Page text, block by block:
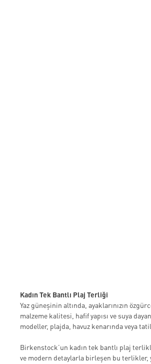
Kadın Tek Bantlı Plaj Terliği
Yaz güneşinin altında, ayaklarınızın
malzeme kalitesi, hafif yapısı ve suya
modeller, plajda, havuz kenarında veya
Birkenstock’un kadın tek bantlı plaj
ve modern detaylarla birleşen bu terlikler,